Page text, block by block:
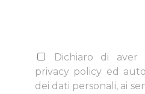
Dichiaro di aver
privacy policy ed
dei dati personali, ai